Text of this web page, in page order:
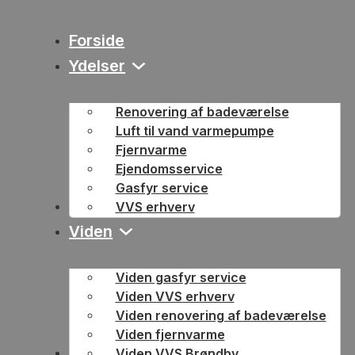
Forside
Ydelser
Renovering af badeværelse
Luft til vand varmepumpe
Fjernvarme
Ejendomsservice
Gasfyr service
VVS erhverv
Blog
Viden
Viden gasfyr service
Viden VVS erhverv
Viden renovering af badeværelse
Viden fjernvarme